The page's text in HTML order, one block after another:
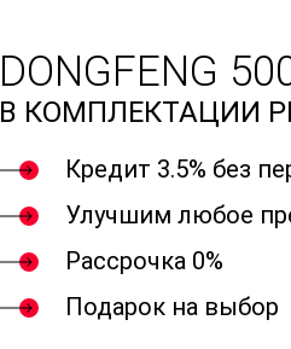
DONGFENG
В КОМПЛЕКТАЦИИ
Кредит 3.5% без
Улучшим любое
Рассрочка 0%
Подарок на выбор